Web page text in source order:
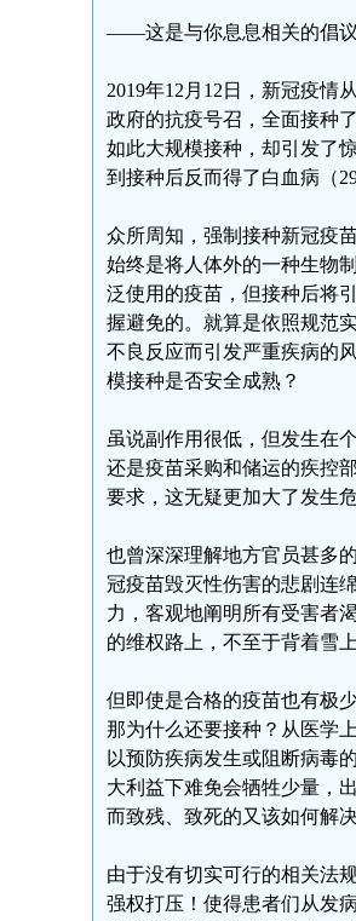
——这是与你息息相关的倡
2019年12月12日，新冠疫情
政府的抗疫号召，全面接种
如此大规模接种，却引发了
到接种后反而得了白血病（
众所周知，强制接种新冠疫
始终是将人体外的一种生物
泛使用的疫苗，但接种后将
握避免的。就算是依照规范
不良反应而引发严重疾病的
模接种是否安全成熟？
虽说副作用很低，但发生在
还是疫苗采购和储运的疾控
要求，这无疑更加大了发生
也曾深深理解地方官员甚多
冠疫苗毁灭性伤害的悲剧连
力，客观地阐明所有受害者
的维权路上，不至于背着雪
但即使是合格的疫苗也有极
那为什么还要接种？从医学
以预防疾病发生或阻断病毒
大利益下难免会牺牲少量，
而致残、致死的又该如何解
由于没有切实可行的相关法
强权打压！使得患者们从发